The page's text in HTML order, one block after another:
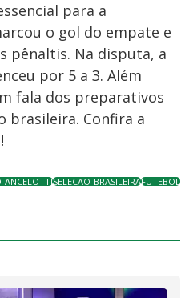
para a
o gol do empate e
pênaltis. Na disputa, a
por 5 a 3. Além
fala dos preparativos
brasileira. Confira a
ANCELOTTISELECAO-BRASILEIRAFUTEBOL